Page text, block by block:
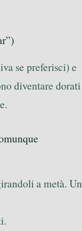
se preferisci) e
diventare dorati
a metà. Un